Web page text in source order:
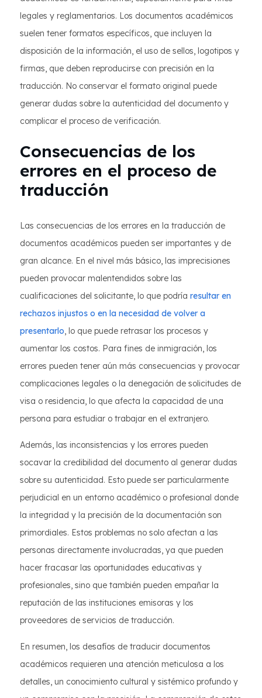
legales y reglamentarios. Los documentos académicos
suelen tener formatos específicos, que incluyen la
disposición de la información, el uso de sellos, logotipos y
firmas, que deben reproducirse con precisión en la
traducción. No conservar el formato original puede
generar dudas sobre la autenticidad del documento y
complicar el proceso de verificación.
Consecuencias de los
errores en el proceso de
traducción
Las consecuencias de los errores en la traducción de
documentos académicos pueden ser importantes y de
gran alcance. En el nivel más básico, las imprecisiones
pueden provocar malentendidos sobre las
cualificaciones del solicitante, lo que podría resultar en
rechazos injustos o en la necesidad de volver a
presentarlo, lo que puede retrasar los procesos y
aumentar los costos. Para fines de inmigración, los
errores pueden tener aún más consecuencias y provocar
complicaciones legales o la denegación de solicitudes de
visa o residencia, lo que afecta la capacidad de una
persona para estudiar o trabajar en el extranjero.
Además, las inconsistencias y los errores pueden
socavar la credibilidad del documento al generar dudas
sobre su autenticidad. Esto puede ser particularmente
perjudicial en un entorno académico o profesional donde
la integridad y la precisión de la documentación son
primordiales. Estos problemas no solo afectan a las
personas directamente involucradas, ya que pueden
hacer fracasar las oportunidades educativas y
profesionales, sino que también pueden empañar la
reputación de las instituciones emisoras y los
proveedores de servicios de traducción.
En resumen, los desafíos de traducir documentos
académicos requieren una atención meticulosa a los
detalles, un conocimiento cultural y sistémico profundo y